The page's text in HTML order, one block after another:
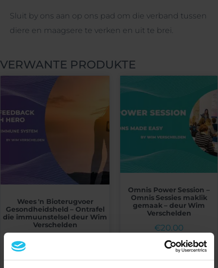
Sluit by ons aan op ons pad om die verband tussen
diere en maagsere te verken en uit te brei.
VERWANTE PRODUKTE
Wees 'n Bioterugvoer
Gesondheidsheld – Ontrafel
die immuunstelsel deur Wim
Verschelden
Omnis Power Session –
Omnis Sessies maklik
gemaak – deur Wim
Verschelden
€20.00
VOEG BY MANDJIE